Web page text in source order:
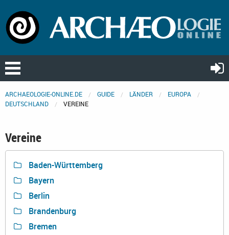
ARCHAEOLOGIE-ONLINE.DE GUIDE LÄNDER
EUROPA
DEUTSCHLAND
VEREINE
Vereine
Baden-Württemberg
Bayern
Berlin
Brandenburg
Bremen